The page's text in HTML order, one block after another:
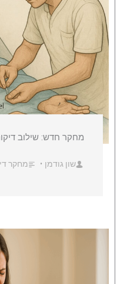
מחקר חדש: שילוב
שון גודמן • מחקר